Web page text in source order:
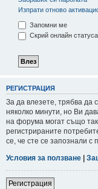
Изпрати отново
Запомни ме
Скрий онлайн
РЕГИСТРАЦИЯ
За да влезете, трябва да
няколко минути, но Ви
на форума могат също
регистрираните
се, че сте се запознали
Условия за ползване
Регистрация